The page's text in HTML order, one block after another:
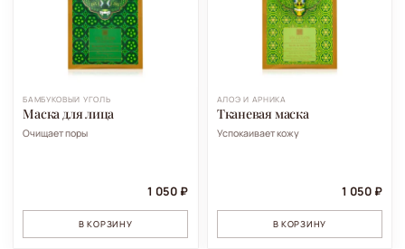
БАМБУКОВЫЙ УГОЛЬ
Маска для лица
Очищает поры
1 050 ₽
В КОРЗИНУ
АЛОЭ И АРНИКА
Тканевая маска
Успокаивает кожу
1 050 ₽
В КОРЗИНУ